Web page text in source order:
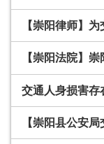
【崇阳律师】
【崇阳法院】
交通人身损害存